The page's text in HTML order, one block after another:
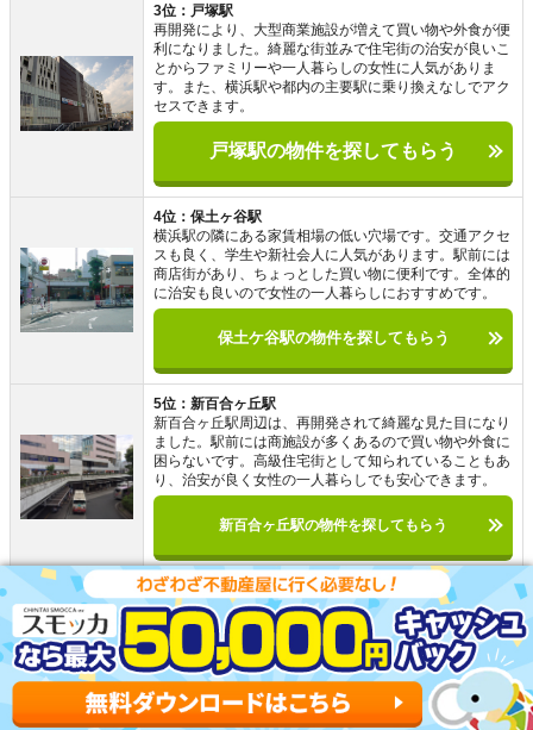
3位：戸塚駅
再開発により、大型商業施設が増えて買い物や外食が便
利になりました。綺麗な街並みで住宅街の治安が良いこ
とからファミリーや一人暮らしの女性に人気がありま
す。また、横浜駅や都内の主要駅に乗り換えなしでアク
セスできます。
戸塚駅の物件を探してもらう
4位：保土ヶ谷駅
横浜駅の隣にある家賃相場の低い穴場です。交通アクセ
スも良く、学生や新社会人に人気があります。駅前には
商店街があり、ちょっとした買い物に便利です。全体的
に治安も良いので女性の一人暮らしにおすすめです。
保土ケ谷駅の物件を探してもらう
5位：新百合ヶ丘駅
新百合ヶ丘駅周辺は、再開発されて綺麗な見た目になり
ました。駅前には商施設が多くあるので買い物や外食に
困らないです。高級住宅街として知られていることもあ
り、治安が良く女性の一人暮らしでも安心できます。
新百合ヶ丘駅の物件を探してもらう
6位：川崎駅
川崎駅は神奈川でかなり栄えている街です。大型ショッ
ピング施設や飲食店が多く、買い物や外食に便利です。
また、カラオケやボーリングなどの娯楽施設もあるの
で、幅広い年代の人でにぎわっています。
川崎駅の物件を探してもらう